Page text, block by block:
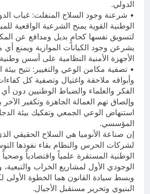
الدولي.
• شرعنة وجود السلاح المنفلت: غياب
الوطنية القوية يمنح الشرعية الواقعية
لتسويق نفسها كحامٍ بديل ومدافع عن
يشرعن وجود الكيانات الموازية ويمنع أي
الأجهزة الأمنية النظامية على أسس
• تصفية مكامن الوعي والتغيير: تتيح بيئة
وأبواقه ملاحقة واغتيال وتصفية كل
الفكر والعلماء والضباط الوطنيين دون أي
وإلصاق تهم العمالة الجاهزة وتكفير
استنهاض الوعي الجمعي وتفكيك بيئة
المؤسسي.
إن صناعة الأنوميا هي السلاح الحقيقي
لشركات الحرس والنظام بقاء نفوذها
الوطنية المستقرة علمياً واقتصادياً وصحياً
الوجودي الأول لمشاريع الخراب والتبعية،
وبسط سيادة القانون هما الخطوة الأولى
البنيوي وتحرير مستقبل الأجيال.